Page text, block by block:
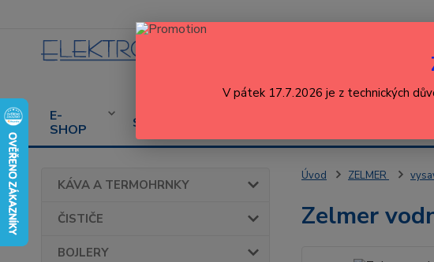
E-
SHOP
SERVIS
KÁVA A TERMOHRNKY
ČISTIČE
BOJLERY
Úvod ZELMER
Zelmer
V pátek 17.7.2026 je z technických